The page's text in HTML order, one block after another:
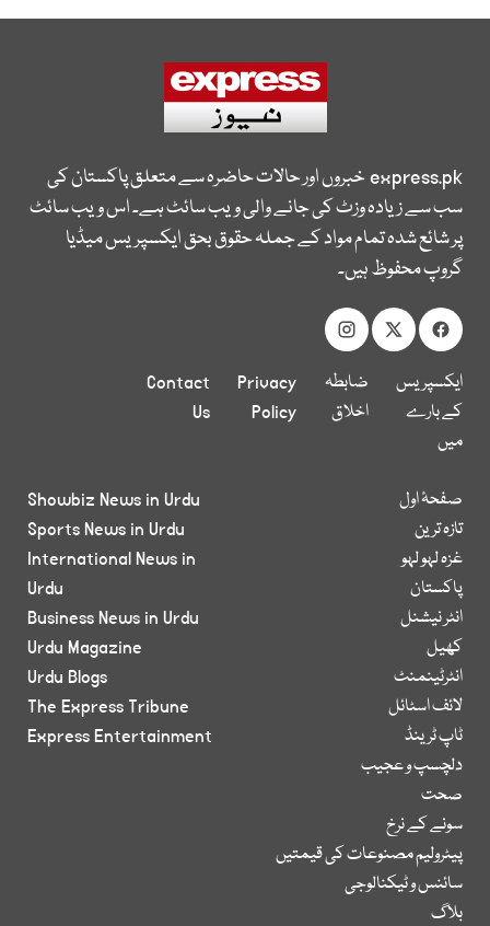
express.pkخبروں اور حالات حاضرہ سے متعلق پاکستان کی
سب سے زیادہ وزٹ کی جانے والی ویب سائٹ ہے۔ اس ویب سائٹ
پر شائع شدہ تمام مواد کے جملہ حقوق بحق ایکسپریس میڈیا
گروپ محفوظ ہیں۔
ایکسپریس
کے بارے
میں
ضابطہ
اخلاق
Privacy
Policy
Contact
Us
صفحۂ اول
تازہ ترین
غزہ لہو لہو
پاکستان
انٹر نیشنل
کھیل
انٹرٹینمنٹ
لائف اسٹائل
ٹاپ ٹرینڈ
دلچسپ و عجیب
صحت
سونے کے نرخ
پیٹرولیم مصنوعات کی قیمتیں
سائنس و ٹیکنالوجی
بلاگ
Showbiz News in Urdu
Sports News in Urdu
International News in
Urdu
Business News in Urdu
Urdu Magazine
Urdu Blogs
The Express Tribune
Express Entertainment